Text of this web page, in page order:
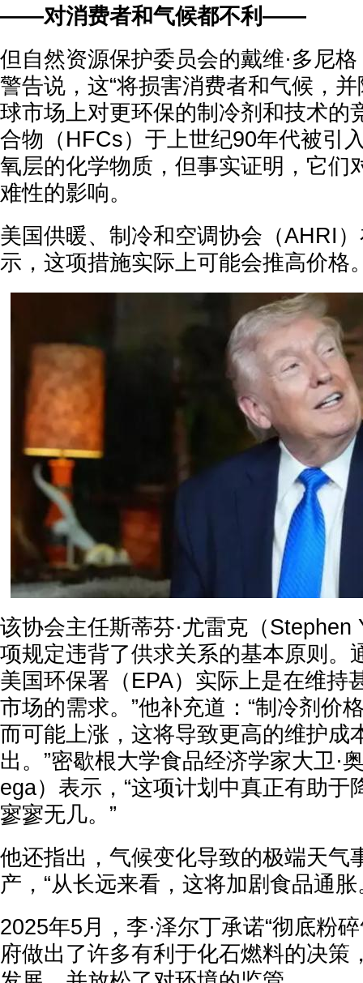
——对消费者和气候都不利——
但自然资源保护委员会的戴维·多尼
警告说，这“将损害消费者和气候，
球市场上对更环保的制冷剂和技术的
合物（HFCs）于上世纪90年代被引
氧层的化学物质，但事实证明，它们
难性的影响。
美国供暖、制冷和空调协会（AHRI
示，这项措施实际上可能会推高价格
该协会主任斯蒂芬·尤雷克（Stephen
项规定违背了供求关系的基本原则。
美国环保署（EPA）实际上是在维持
市场的需求。”他补充道：“制冷剂价
而可能上涨，这将导致更高的维护成
出。”密歇根大学食品经济学家大卫·
ega）表示，“这项计划中真正有助于
寥寥无几。”
他还指出，气候变化导致的极端天气
产，“从长远来看，这将加剧食品通胀
2025年5月，李·泽尔丁承诺“彻底粉
府做出了许多有利于化石燃料的决策